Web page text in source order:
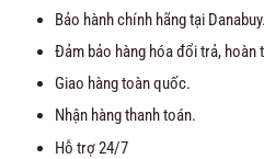
Bảo hành chính hãng tại Danabuy.
Đảm bảo hàng hóa đổi trả, hoàn
Giao hàng toàn quốc.
Nhận hàng thanh toán.
Hỗ trợ 24/7